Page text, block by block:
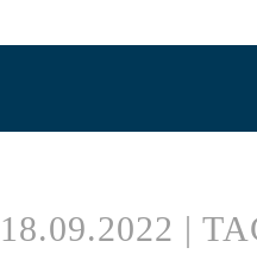
18.09.2022 |